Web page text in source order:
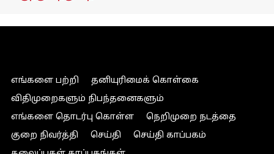
எங்களை பற்றி
தனியுரிமைக் கொள்கை
விதிமுறைகளும் நிபந்தனைகளும்
எங்களை தொடர்பு கொள்ள
நெறிமுறை நடத்தை
குறை நிவர்த்தி
செய்தி
செய்தி காப்பகம்